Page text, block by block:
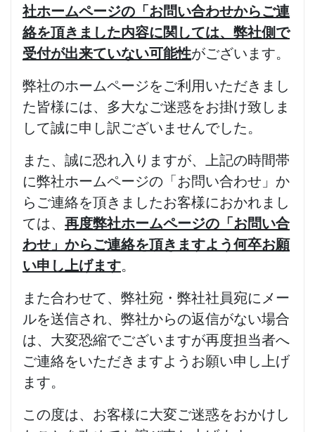
社ホームページの「お問い合わせからご連
絡を頂きました内容に関しては、弊社側で
受付が出来ていない可能性がございます。
弊社のホームページをご利用いただきまし
た皆様には、多大なご迷惑をお掛け致しま
して誠に申し訳ございませんでした。
また、誠に恐れ入りますが、上記の時間帯
に弊社ホームページの「お問い合わせ」か
らご連絡を頂きましたお客様におかれまし
ては、 再度弊社ホームページの「お問い合
わせ」からご連絡を頂きますよう何卒お願
い申し上げます。
また合わせて、弊社宛・弊社社員宛にメー
ルを送信され、弊社からの返信がない場合
は、大変恐縮でございますが再度担当者へ
ご連絡をいただきますようお願い申し上げ
ます。
この度は、お客様に大変ご迷惑をおかけし